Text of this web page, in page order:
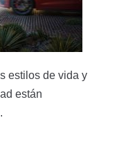
estilos de vida y
están